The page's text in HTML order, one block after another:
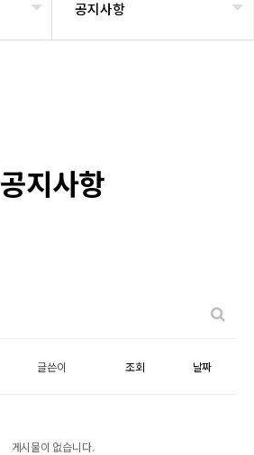
공지사항
공지사항
글쓴이 조회 날짜
게시물이 없습니다.